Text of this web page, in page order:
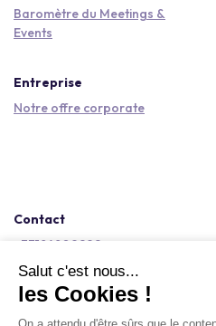
Baromètre du Meetings &
Events
Entreprise
Notre offre corporate
Contact
+33184809292
hello@kactus.com